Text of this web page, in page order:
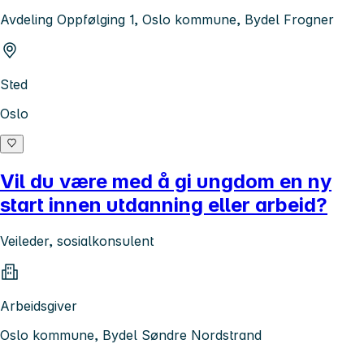
Avdeling Oppfølging 1, Oslo kommune, Bydel Frogner
Sted
Oslo
Vil du være med å gi ungdom en ny
start innen utdanning eller arbeid?
Veileder, sosialkonsulent
Arbeidsgiver
Oslo kommune, Bydel Søndre Nordstrand